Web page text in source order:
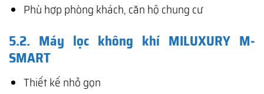
Phù hợp phòng khách, căn hộ chung cư
5.2. Máy lọc không khí MILUXURY M-
SMART
Thiết kế nhỏ gọn